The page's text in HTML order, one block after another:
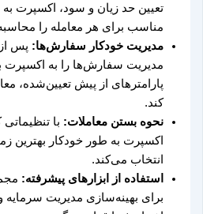
تعیین حد زیان و سود، اکسپرت
مناسب برای هر معامله را
مدیریت خودکار سفارش‌ها:پس از
مدیریت سفارش‌ها را به اکسپرت
پارامترهای از پیش تعیین‌شده،
کند.
نحوه بستن معاملات:با تنظیماتی
اکسپرت به طور خودکار بهترین
انتخاب می‌کند.
استفاده از ابزارهای پیشرفته:
برای بهینه‌سازی مدیریت سرمایه